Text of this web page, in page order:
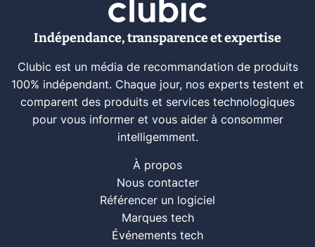
Indépendance, transparence et expertise
Clubic est un média de recommandation de produits
100% indépendant. Chaque jour, nos experts testent et
comparent des produits et services technologiques
pour vous informer et vous aider à consommer
intelligemment.
À propos
Nous contacter
Référencer un logiciel
Marques tech
Événements tech